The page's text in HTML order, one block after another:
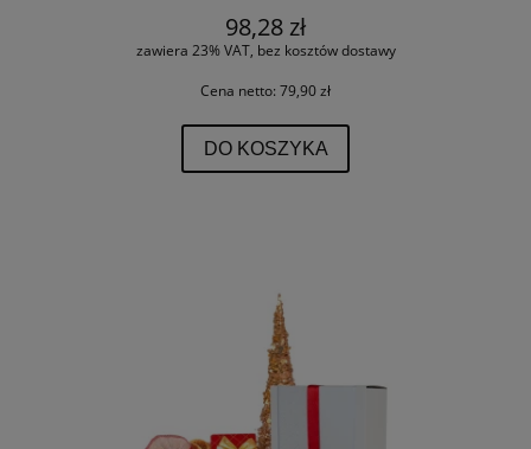
98,28 zł
zawiera 23% VAT, bez kosztów dostawy
Cena netto: 79,90 zł
DO KOSZYKA